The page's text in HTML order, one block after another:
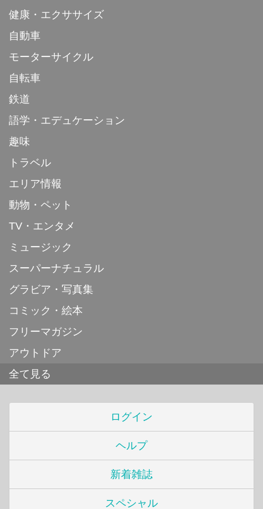
健康・エクササイズ
自動車
モーターサイクル
自転車
鉄道
語学・エデュケーション
趣味
トラベル
エリア情報
動物・ペット
TV・エンタメ
ミュージック
スーパーナチュラル
グラビア・写真集
コミック・絵本
フリーマガジン
アウトドア
全て見る
ログイン
ヘルプ
新着雑誌
スペシャル